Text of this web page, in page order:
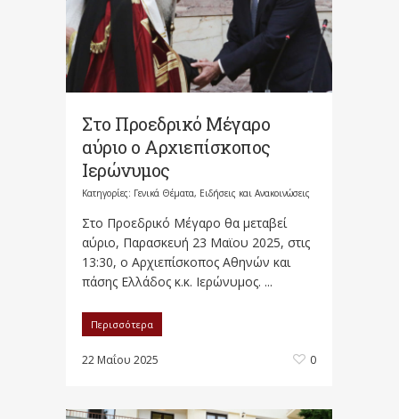
Στο Προεδρικό Μέγαρο
αύριο ο Αρχιεπίσκοπος
Ιερώνυμος
Κατηγορίες: Γενικά Θέματα, Ειδήσεις και Ανακοινώσεις
Στο Προεδρικό Μέγαρο θα μεταβεί
αύριο, Παρασκευή 23 Μαϊου 2025, στις
13:30, ο Αρχιεπίσκοπος Αθηνών και
πάσης Ελλάδος κ.κ. Ιερώνυμος. ...
Περισσότερα
22 Μαΐου 2025 0